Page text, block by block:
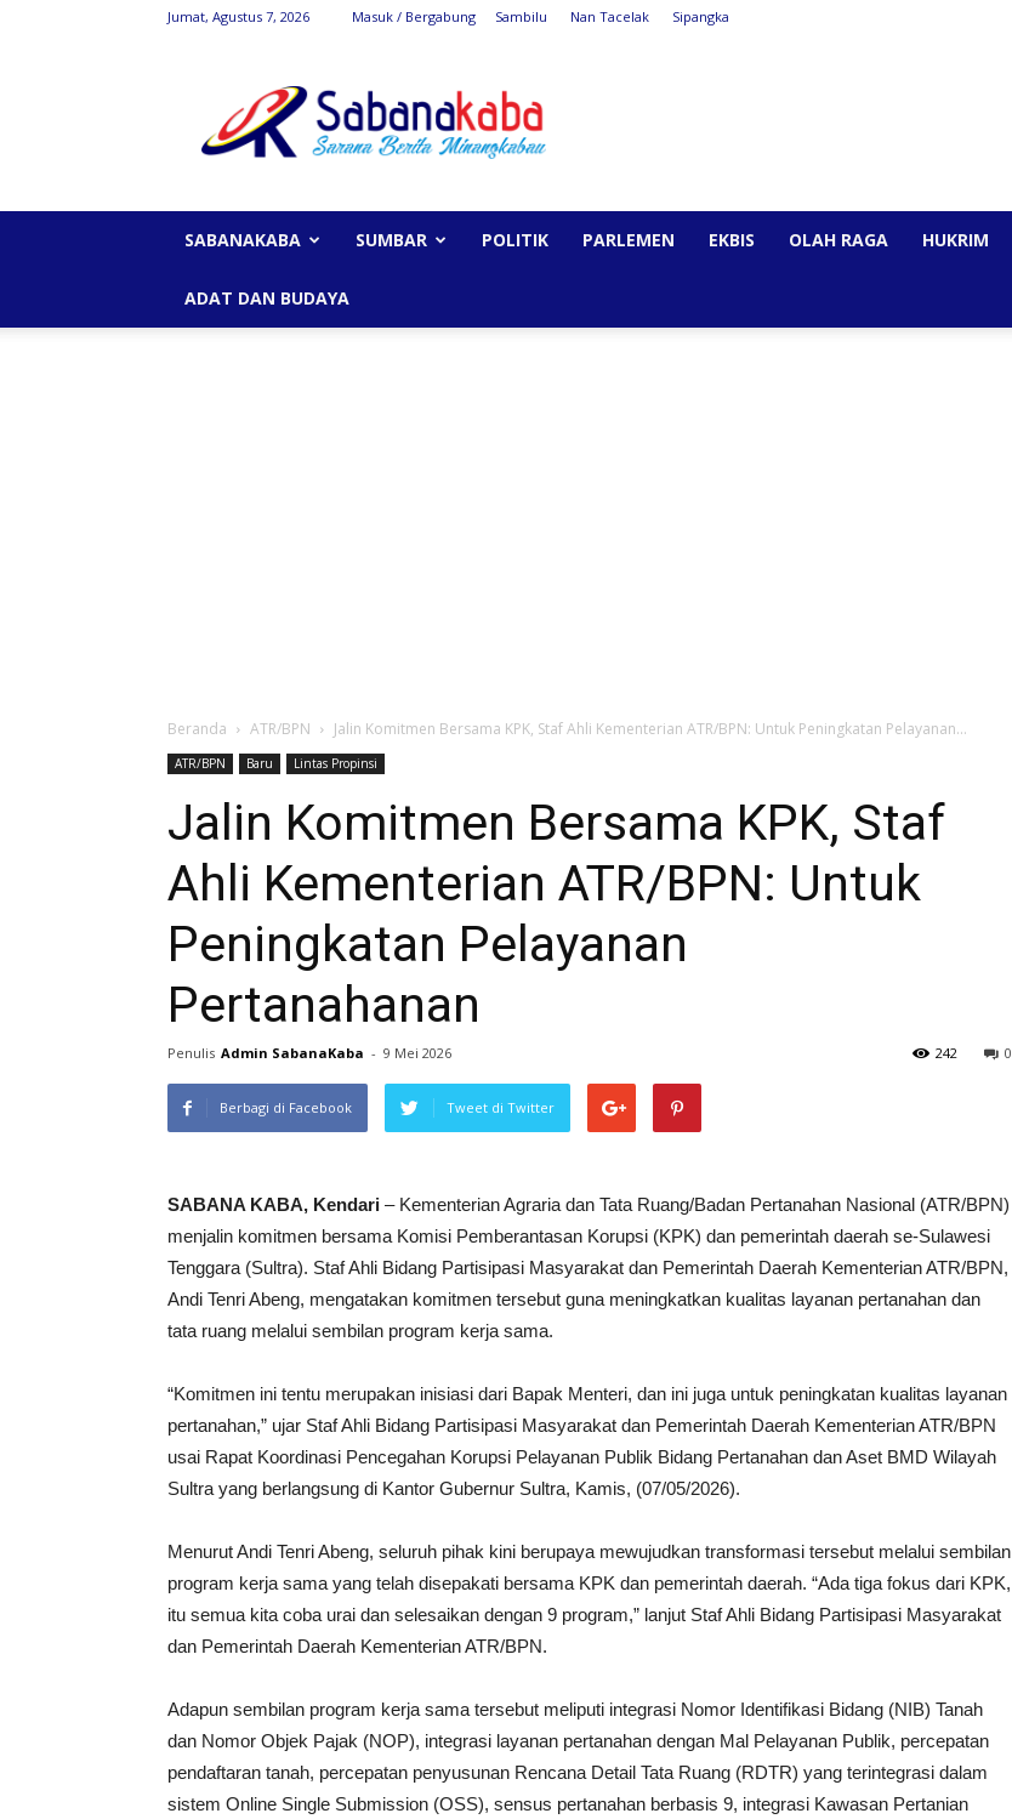
Jumat, Agustus 7, 2026 Masuk / Bergabung Sambilu Nan Tacelak Sipangka
SABANAKABA SUMBAR POLITIK PARLEMEN EKBIS OLAH RAGA HUKRIM
ADAT DAN BUDAYA
Beranda ATR/BPN Jalin Komitmen Bersama KPK, Staf Ahli Kementerian ATR/BPN: Untuk Peningkatan Pelayanan...
ATR/BPN Baru Lintas Propinsi
Jalin Komitmen Bersama KPK, Staf
Ahli Kementerian ATR/BPN: Untuk
Peningkatan Pelayanan
Pertanahanan
Penulis Admin SabanaKaba - 9 Mei 2026 0
242
Berbagi di Facebook Tweet di Twitter
SABANA KABA, Kendari – Kementerian Agraria dan Tata Ruang/Badan Pertanahan Nasional (ATR/BPN)
menjalin komitmen bersama Komisi Pemberantasan Korupsi (KPK) dan pemerintah daerah se-Sulawesi
Tenggara (Sultra). Staf Ahli Bidang Partisipasi Masyarakat dan Pemerintah Daerah Kementerian ATR/BPN,
Andi Tenri Abeng, mengatakan komitmen tersebut guna meningkatkan kualitas layanan pertanahan dan
tata ruang melalui sembilan program kerja sama.
“Komitmen ini tentu merupakan inisiasi dari Bapak Menteri, dan ini juga untuk peningkatan kualitas layanan
pertanahan,” ujar Staf Ahli Bidang Partisipasi Masyarakat dan Pemerintah Daerah Kementerian ATR/BPN
usai Rapat Koordinasi Pencegahan Korupsi Pelayanan Publik Bidang Pertanahan dan Aset BMD Wilayah
Sultra yang berlangsung di Kantor Gubernur Sultra, Kamis, (07/05/2026).
Menurut Andi Tenri Abeng, seluruh pihak kini berupaya mewujudkan transformasi tersebut melalui sembilan
program kerja sama yang telah disepakati bersama KPK dan pemerintah daerah. “Ada tiga fokus dari KPK,
itu semua kita coba urai dan selesaikan dengan 9 program,” lanjut Staf Ahli Bidang Partisipasi Masyarakat
dan Pemerintah Daerah Kementerian ATR/BPN.
Adapun sembilan program kerja sama tersebut meliputi integrasi Nomor Identifikasi Bidang (NIB) Tanah
dan Nomor Objek Pajak (NOP), integrasi layanan pertanahan dengan Mal Pelayanan Publik, percepatan
pendaftaran tanah, percepatan penyusunan Rencana Detail Tata Ruang (RDTR) yang terintegrasi dalam
sistem Online Single Submission (OSS), sensus pertanahan berbasis 9, integrasi Kawasan Pertanian